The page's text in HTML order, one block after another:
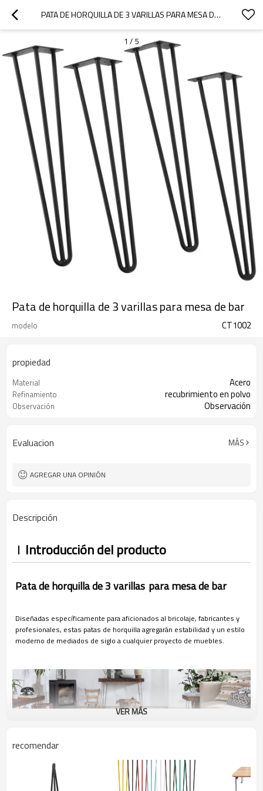
PATA DE HORQUILLA DE 3 VARILLAS PARA MESA DE BAR
1 / 5
Pata de horquilla de 3 varillas para mesa de bar
modelo CT1002
propiedad
Material Acero
Refinamiento recubrimiento en polvo
Observación Observación
Evaluacion MÁS
AGREGAR UNA OPINIÓN
Descripción
Introducción del producto
Pata de horquilla de 3 varillas para mesa de bar
Diseñadas específicamente para aficionados al bricolaje, fabricantes y
profesionales, estas patas de horquilla agregarán estabilidad y un estilo
moderno de mediados de siglo a cualquier proyecto de muebles.
Características del producto
VER MÁS
recomendar